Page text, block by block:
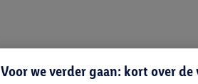
Voor we verder gaan: kort over